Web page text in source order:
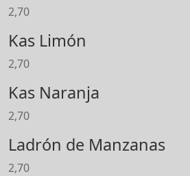
2,70
Kas Limón
2,70
Kas Naranja
2,70
Ladrón de Manzanas
2,70